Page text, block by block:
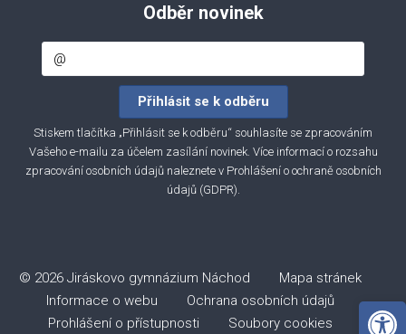
Odběr novinek
Stiskem tlačítka „Přihlásit se k odběru“ souhlasíte se zpracováním
Vašeho e-mailu za účelem zasílání novinek. Více informací o rozsahu
zpracování osobních údajů naleznete v Prohlášení o ochraně osobních
údajů (GDPR).
© 2026 Jiráskovo gymnázium Náchod Mapa stránek
Informace o webu
Ochrana osobních údajů
Prohlášení o přístupnosti
Soubory cookies